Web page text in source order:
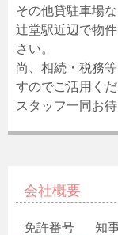
その他貸駐車場
辻堂駅近辺で物
さい。
尚、相続・税務
すのでご活用くだ
スタッフ一同お
会社概要
免許番号 知